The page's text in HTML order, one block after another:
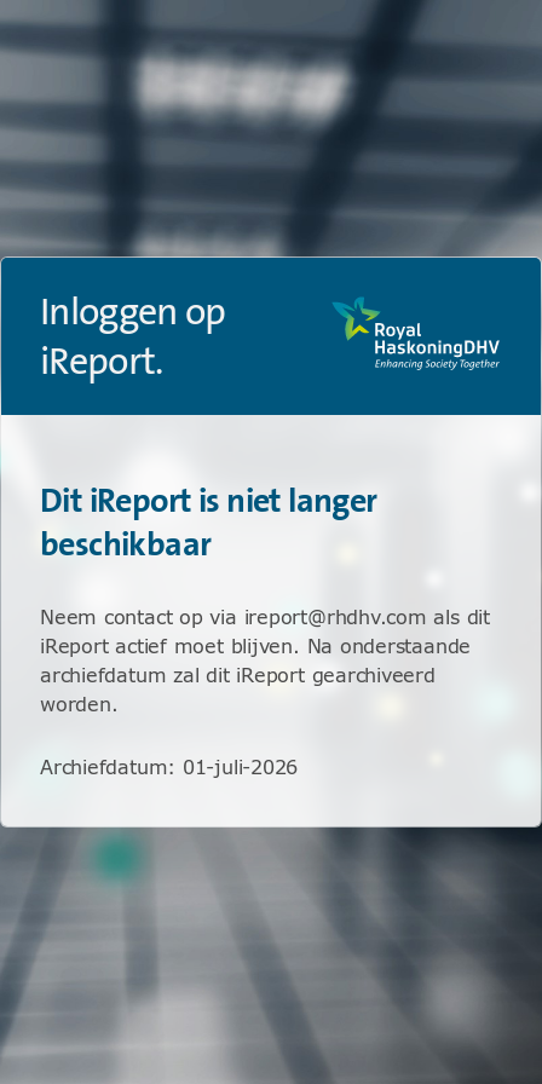
Inloggen op
iReport.
Dit iReport is niet langer
beschikbaar
Neem contact op via ireport@rhdhv.com als dit
iReport actief moet blijven. Na onderstaande
archiefdatum zal dit iReport gearchiveerd
worden.
Archiefdatum: 01-juli-2026